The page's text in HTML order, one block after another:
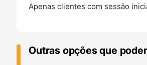
Apenas clientes com sessão
Outras opções que